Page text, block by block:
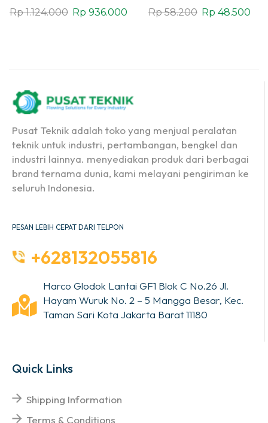
Rp1.124.000 Rp 936.000 Rp58.200 Rp 48.500
Pusat Teknik adalah toko yang menjual peralatan
teknik untuk industri, pertambangan, bengkel dan
industri lainnya. menyediakan produk dari berbagai
brand ternama dunia, kami melayani pengiriman ke
seluruh Indonesia.
PESAN LEBIH CEPAT DARI TELPON
+628132055816
Harco Glodok Lantai GF1 Blok C No.26 Jl.
Hayam Wuruk No. 2 – 5 Mangga Besar, Kec.
Taman Sari Kota Jakarta Barat 11180
Quick Links
Shipping Information
Terms & Conditions